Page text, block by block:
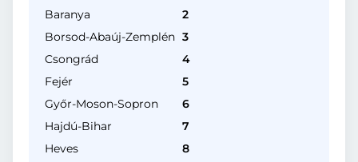
Baranya
2
Borsod-Abaúj-Zemplén 3
Csongrád
4
Fejér
5
Győr-Moson-Sopron
6
Hajdú-Bihar
7
Heves
8